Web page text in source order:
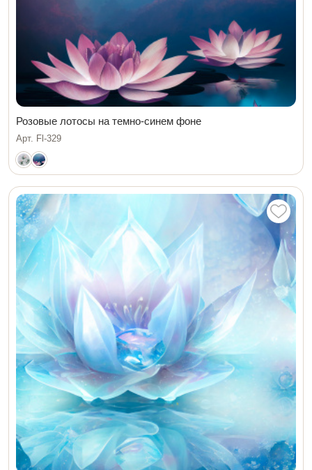
Розовые лотосы на темно-синем фоне
Арт. Fl-329